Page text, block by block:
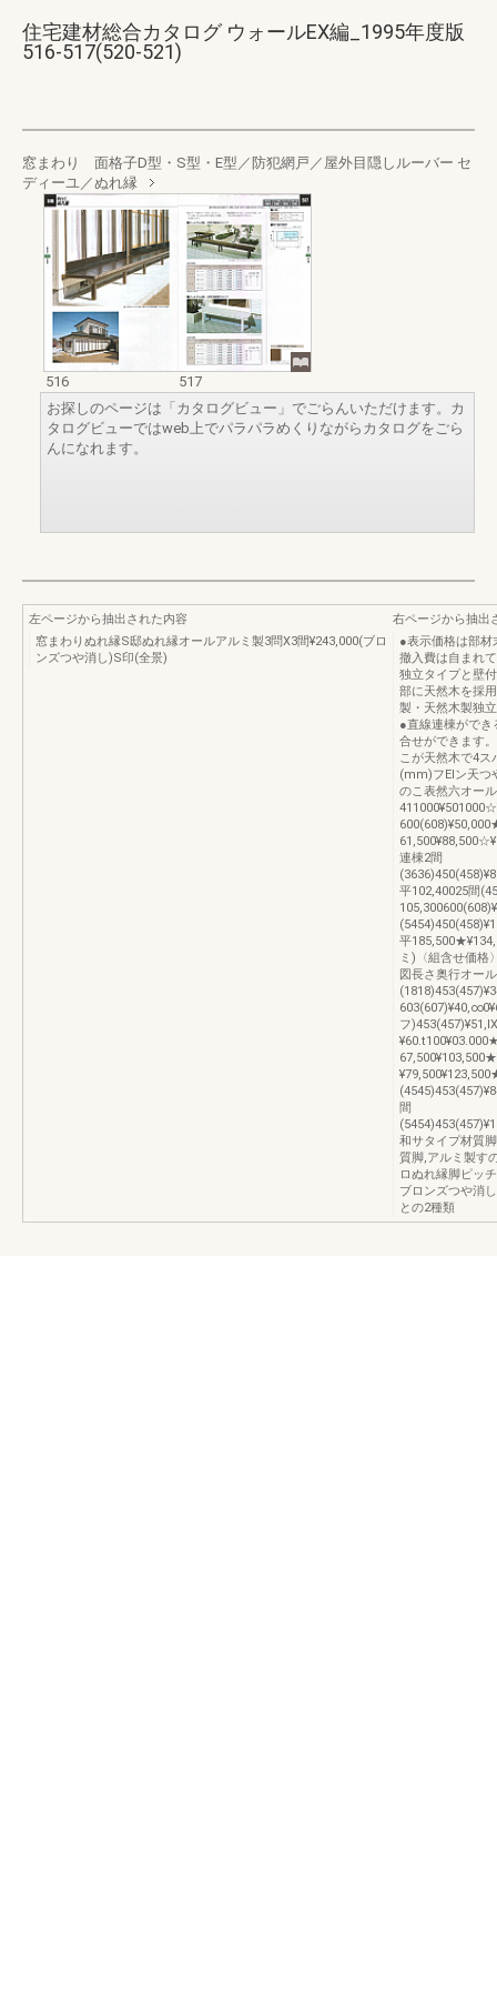
住宅建材総合カタログ ウォールEX編_1995年度版
516-517(520-521)
窓まわり 面格子D型・S型・E型／防犯網戸／屋外目隠しルーバー セ
ディーユ／ぬれ縁
516
517
お探しのページは「カタログビュー」でごらんいただけます。カ
タログビューではweb上でパラパラめくりながらカタログをごら
んになれます。
左ページから抽出された内容
窓まわりぬれ縁S邸ぬれ縁オールアルミ製3問X3間¥243,000(ブロ
ンズつや消し)S印(全景)
右ページから抽出
●表示価格は部材
撤入費は自まれ
独立タイプと壁
部に天然木を採
製・天然木製独
●直線連棟ができ
合せができます
こが天然木で4ス
(mm)フElン天つ
のこ表然六オー
連棟2間
平102,40025間
平
ミ)〈組含せ価格
図長さ奥行オー
フ
間
和サタイプ材質
質脚,アルミ製す
ロぬれ縁脚ピッ
ブロンズつや消
との2種類